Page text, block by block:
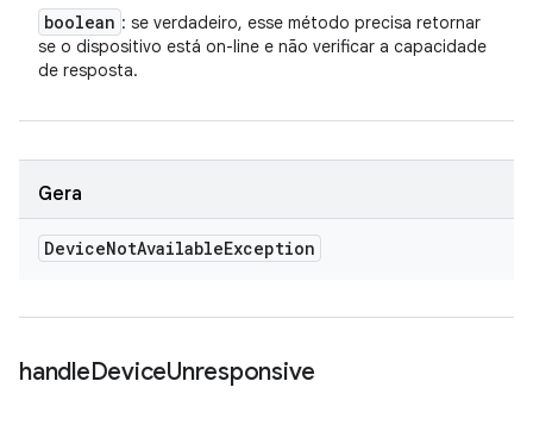
boolean : se verdadeiro, esse método precisa retornar
se o dispositivo está on-line e não verificar a capacidade
de resposta.
Gera
DeviceNotAvailableException
handleDeviceUnresponsive